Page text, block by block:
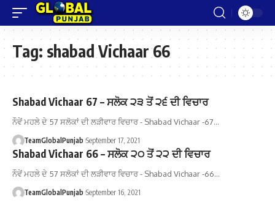
Tag: shabad Vichaar 66
Shabad Vichaar 67 – ਸਲੋਕ ੨੩ ਤੋਂ ੨੬ ਦੀ ਵਿਚਾਰ
ਨੌਵੇਂ ਮਹਲੇ ਦੇ 57 ਸਲੋਕਾਂ ਦੀ ਲੜੀਵਾਰ ਵਿਚਾਰ - Shabad Vichaar -67…
TeamGlobalPunjab September 17, 2021
Shabad Vichaar 66 – ਸਲੋਕ ੨੦ ਤੋਂ ੨੨ ਦੀ ਵਿਚਾਰ
ਨੌਵੇਂ ਮਹਲੇ ਦੇ 57 ਸਲੋਕਾਂ ਦੀ ਲੜੀਵਾਰ ਵਿਚਾਰ - Shabad Vichaar -66…
TeamGlobalPunjab September 16, 2021